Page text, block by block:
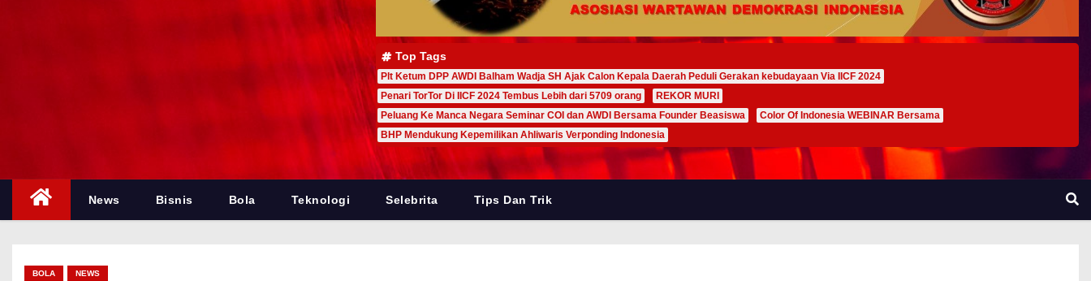
Top Tags
Plt Ketum DPP AWDI Balham Wadja SH Ajak Calon Kepala Daerah Peduli Gerakan kebudayaan Via IICF 2024
Penari TorTor Di IICF 2024 Tembus Lebih dari 5709 orang
REKOR MURI
Peluang Ke Manca Negara Seminar COI dan AWDI Bersama Founder Beasiswa
Color Of Indonesia WEBINAR Bersama
BHP Mendukung Kepemilikan Ahliwaris Verponding Indonesia
News Bisnis Bola Teknologi Selebrita Tips Dan Trik
BOLA NEWS